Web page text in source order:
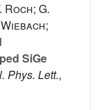
Roch; G.
SiGe
Phys. Lett.,